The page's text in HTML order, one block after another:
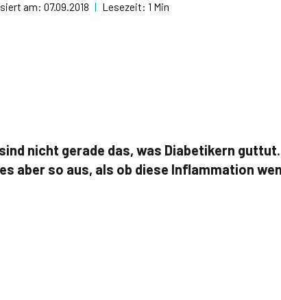
am: 07.09.2018 | Lesezeit: 1 Min
nicht gerade das, was Diabetikern
aber so aus, als ob diese Inflammation